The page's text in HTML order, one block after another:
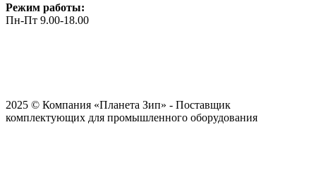
Режим работы:
Пн-Пт 9.00-18.00
2025 © Компания «Планета Зип» - Поставщик
комплектующих для промышленного оборудования